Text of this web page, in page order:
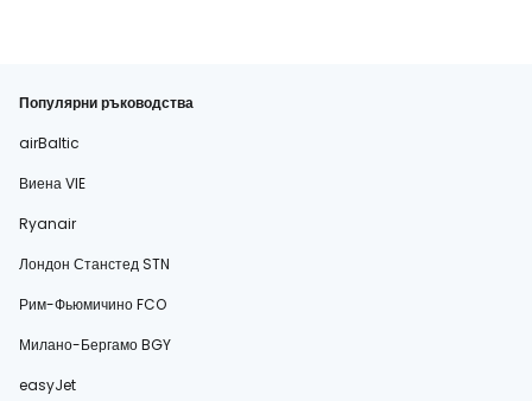
Популярни ръководства
airBaltic
Виена VIE
Ryanair
Лондон Станстед STN
Рим-Фьюмичино FCO
Милано-Бергамо BGY
easyJet